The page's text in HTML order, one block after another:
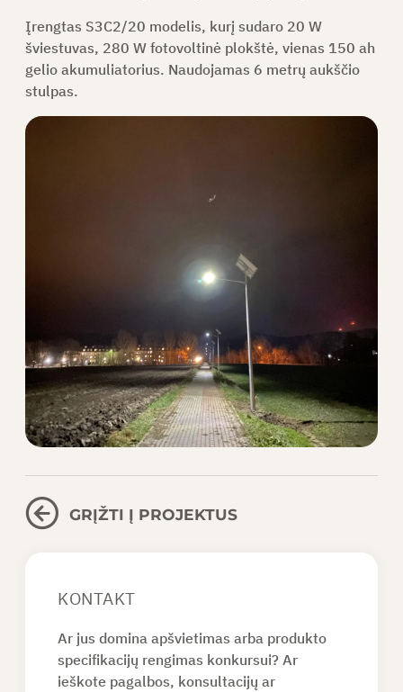
SUSISIEKITE SU
PAPRAŠYTI PASIŪLYMO
Įrengtas S3C2/20 modelis, kurį sudaro 20 W
šviestuvas, 280 W fotovoltinė plokštė, vienas 150 ah
gelio akumuliatorius. Naudojamas 6 metrų aukščio
stulpas.
GRĮŽTI Į PROJEKTUS
KONTAKT
Ar jus domina apšvietimas arba produkto
specifikacijų rengimas konkursui? Ar
ieškote pagalbos, konsultacijų ar